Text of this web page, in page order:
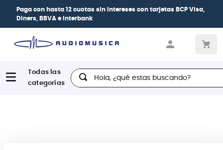
Paga con hasta 12 cuotas sin intereses con tarjetas BCP Visa,
Diners, BBVA e Interbank
Hola, ¿qué estas buscando?